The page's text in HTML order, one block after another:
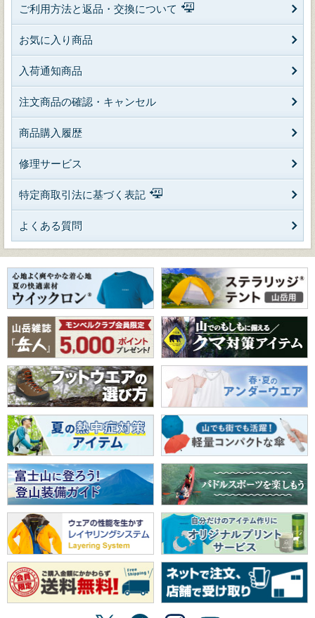
ご利用方法と返品・交換について
お気に入り商品
入荷通知商品
注文商品の確認・キャンセル
商品購入履歴
修理サービス
特定商取引法に基づく表記
よくある質問